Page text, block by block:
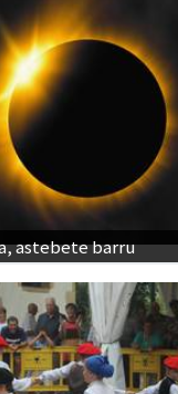
astebete barru